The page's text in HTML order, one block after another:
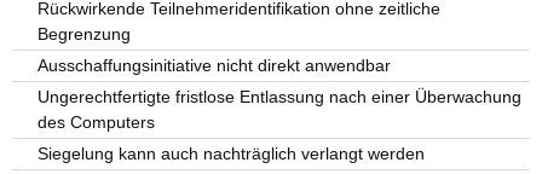
Rückwirkende Teilnehmeridentifikation ohne zeitliche
Begrenzung
Ausschaffungsinitiative nicht direkt anwendbar
Ungerechtfertigte fristlose Entlassung nach einer Überwachung
des Computers
Siegelung kann auch nachträglich verlangt werden